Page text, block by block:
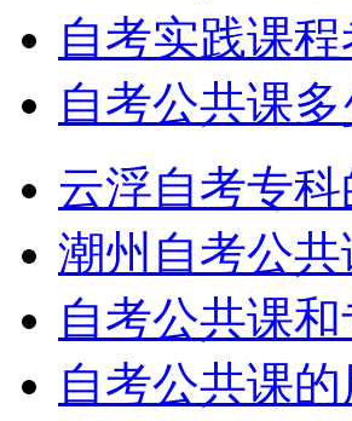
自考实践课
自考公共课
云浮自考专
潮州自考公
自考公共课
自考公共课